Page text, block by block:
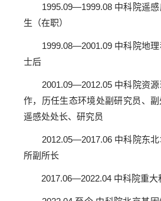
1995.09—1999.08 中科院遥感
生（在职）
1999.08—2001.09 中科院地理
士后
2001.09—2012.05 中科院资源
作，历任生态环境处副研究员、
遥感处处长、研究员
2012.05—2017.06 中科院东北
所副所长
2017.06—2022.04 中科院重大